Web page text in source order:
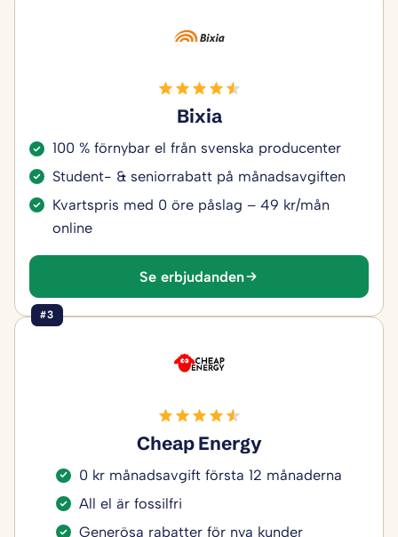
Bixia
100 % förnybar el från svenska producenter
Student- & seniorrabatt på månadsavgiften
Kvartspris med 0 öre påslag – 49 kr/mån
online
Se erbjudanden
#3
Cheap Energy
0 kr månadsavgift första 12 månaderna
All el är fossilfri
Generösa rabatter för nya kunder